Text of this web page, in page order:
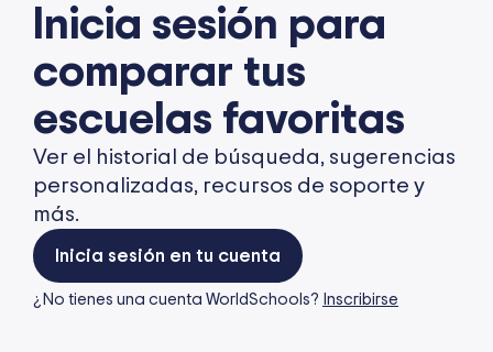
Inicia sesión para
comparar tus
escuelas favoritas
Ver el historial de búsqueda, sugerencias
personalizadas, recursos de soporte y
más.
Inicia sesión en tu cuenta
¿No tienes una cuenta WorldSchools? Inscribirse